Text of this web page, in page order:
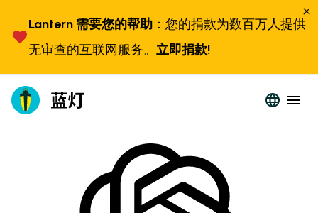
Lantern 需要您的帮助 ：您的捐款为数百万人提供
无审查的互联网服务。 立即捐款!